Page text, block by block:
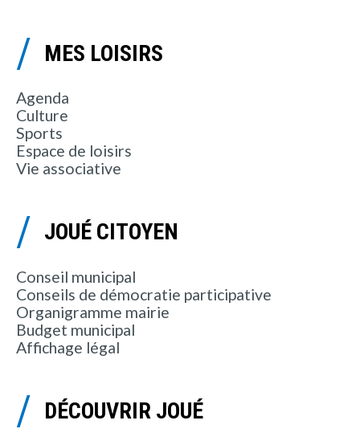
MES LOISIRS
Agenda
Culture
Sports
Espace de loisirs
Vie associative
JOUÉ CITOYEN
Conseil municipal
Conseils de démocratie participative
Organigramme mairie
Budget municipal
Affichage légal
DÉCOUVRIR JOUÉ